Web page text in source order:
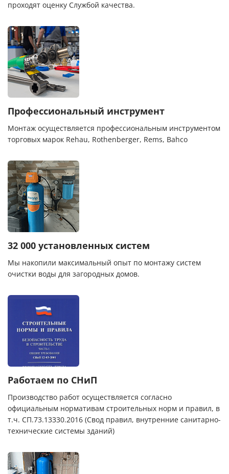
проходят оценку Службой качества.
Профессиональный инструмент
Монтаж осуществляется профессиональным инструментом
торговых марок Rehau, Rothenberger, Rems, Bahco
32 000 установленных систем
Мы накопили максимальный опыт по монтажу систем
очистки воды для загородных домов.
Работаем по СНиП
Производство работ осуществляется согласно
официальным нормативам строительных норм и правил, в
т.ч. СП.73.13330.2016 (Свод правил, внутренние санитарно-
технические системы зданий)